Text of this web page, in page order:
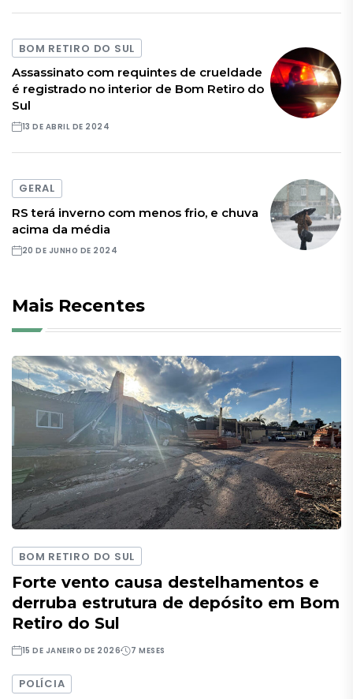
BOM RETIRO DO SUL
Assassinato com requintes de crueldade
é registrado no interior de Bom Retiro do
Sul
13 DE ABRIL DE 2024
GERAL
RS terá inverno com menos frio, e chuva
acima da média
20 DE JUNHO DE 2024
Mais Recentes
BOM RETIRO DO SUL
Forte vento causa destelhamentos e
derruba estrutura de depósito em Bom
Retiro do Sul
15 DE JANEIRO DE 2026 7 MESES
POLÍCIA